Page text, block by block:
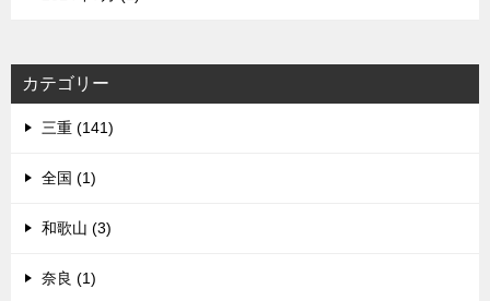
カテゴリー
三重 (141)
全国 (1)
和歌山 (3)
奈良 (1)